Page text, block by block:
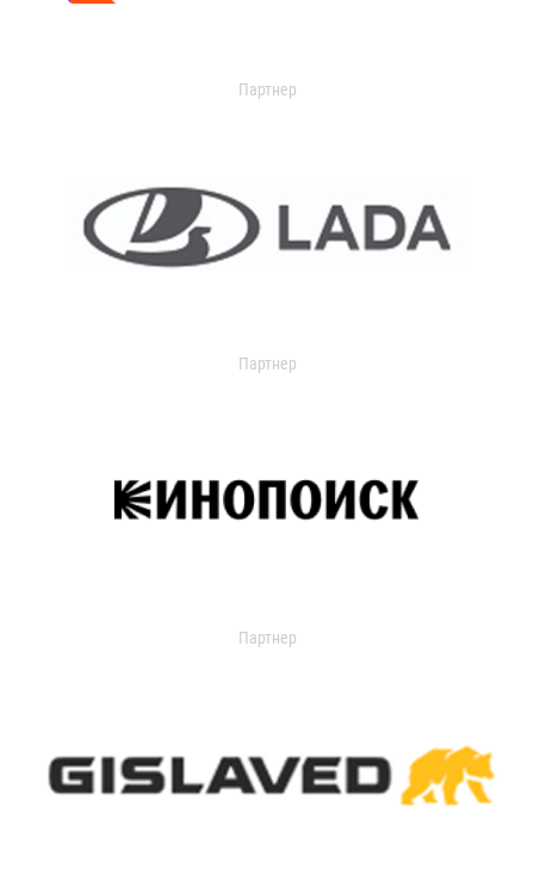
Партнер
Партнер
Партнер